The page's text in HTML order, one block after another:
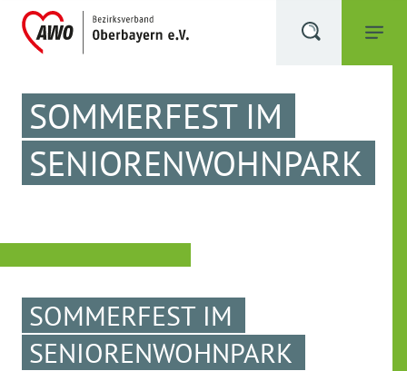
SOMMERFEST IM
SENIORENWOHNPARK
SOMMERFEST IM
SENIORENWOHNPARK